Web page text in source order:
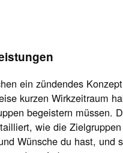
ein zündendes
kurzen Wirkzeitraum
begeistern müssen.
wie die
Wünsche du hast, und